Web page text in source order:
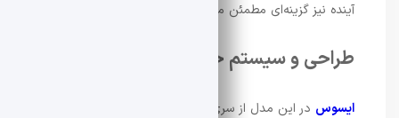
آینده نیز گزینه‌ای مطمئن محسوب می‌شود.
طراحی و سیستم خنک‌کننده
ایسوس